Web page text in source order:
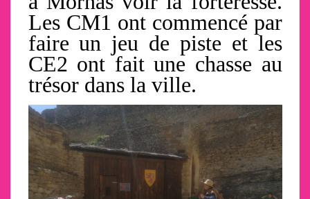
Les CM1 ont commencé par
faire un jeu de piste et les
CE2 ont fait une chasse au
trésor dans la ville.